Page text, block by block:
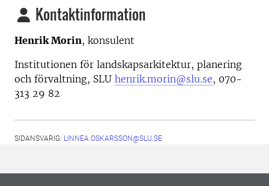
Kontaktinformation
Henrik Morin, konsulent
Institutionen för landskapsarkitektur, planering
och förvaltning, SLU henrik.morin@slu.se, 070-
313 29 82
SIDANSVARIG: LINNEA.OSKARSSON@SLU.SE